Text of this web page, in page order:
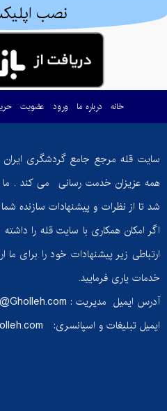
نصب
خانه درباره ما ورود عضویت
سایت قله مرجع جامع گردشگری ایران
همه عزیزان خدمت رسانی می کند . ما
شد تا از نظرات و پیشنهادات سازنده
اگر امکان همکاری با سایت قله را داشته
ارتباطی زیر پیشنهادات خود را برای ما
خدمات یاری فرمایید.
آدرس ایمیل مدیریت :
ایمیل تبلیغات و اسپانسری: